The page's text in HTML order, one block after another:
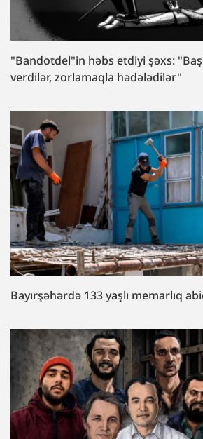
"Bandotdel"in həbs etdiyi şəxs:
verdilər, zorlamaqla hədələdilər"
Bayırşəhərdə 133 yaşlı memarlıq